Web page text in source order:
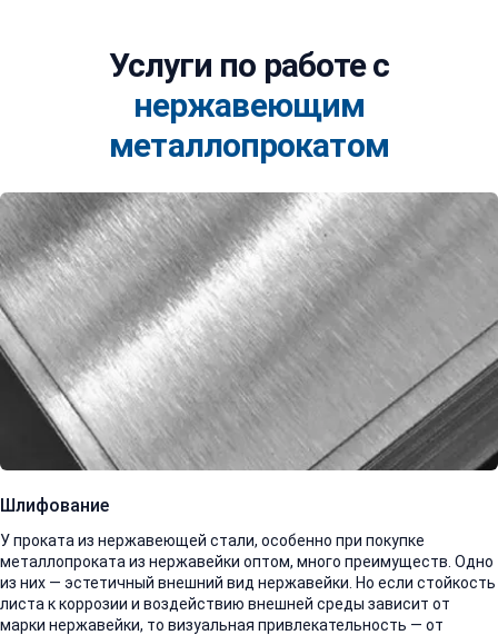
Услуги по работе с
нержавеющим
металлопрокатом
Шлифование
У проката из нержавеющей стали, особенно при покупке
металлопроката из нержавейки оптом, много преимуществ. Одно
из них — эстетичный внешний вид нержавейки. Но если стойкость
листа к коррозии и воздействию внешней среды зависит от
марки нержавейки, то визуальная привлекательность — от